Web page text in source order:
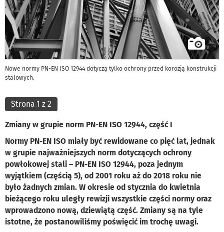
Nowe normy PN-EN ISO 12944 dotyczą tylko ochrony przed korozją konstrukcji
stalowych.
Strona 1 z 2
Zmiany w grupie norm PN-EN ISO 12944, część I
Normy PN-EN ISO miały być rewidowane co pięć lat, jednak
w grupie najważniejszych norm dotyczących ochrony
powłokowej stali – PN-EN ISO 12944, poza jednym
wyjątkiem (częścią 5), od 2001 roku aż do 2018 roku nie
było żadnych zmian. W okresie od stycznia do kwietnia
bieżącego roku uległy rewizji wszystkie części normy oraz
wprowadzono nową, dziewiątą część. Zmiany są na tyle
istotne, że postanowiliśmy poświęcić im trochę uwagi.